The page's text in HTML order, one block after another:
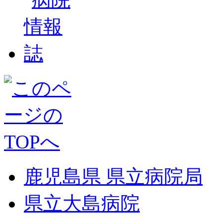
鹿児島県 県立病院局
県立大島病院